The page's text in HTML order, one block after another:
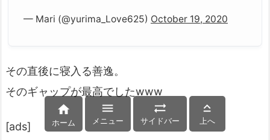
— Mari (@yurima_Love625) October 19, 2020
その直後に寝入る善逸。
そのギャップが最高でしたwww
[ads]

ホーム

メニュー

サイドバー

上へ